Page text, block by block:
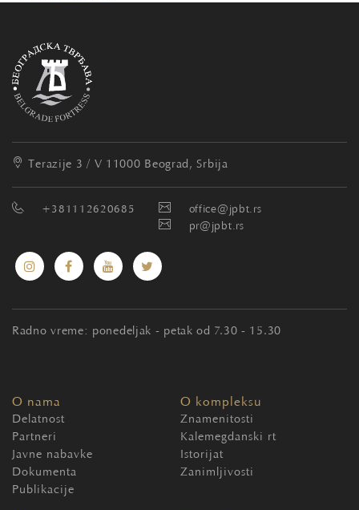
Terazije 3 / V 11000 Beograd, Srbija
+381112620685
office@jpbt.rs
pr@jpbt.rs
Radno vreme: ponedeljak - petak od 7.30 - 15.30
O nama
Delatnost
Partneri
Javne nabavke
Dokumenta
Publikacije
O kompleksu
Znamenitosti
Kalemegdanski rt
Istorijat
Zanimljivosti